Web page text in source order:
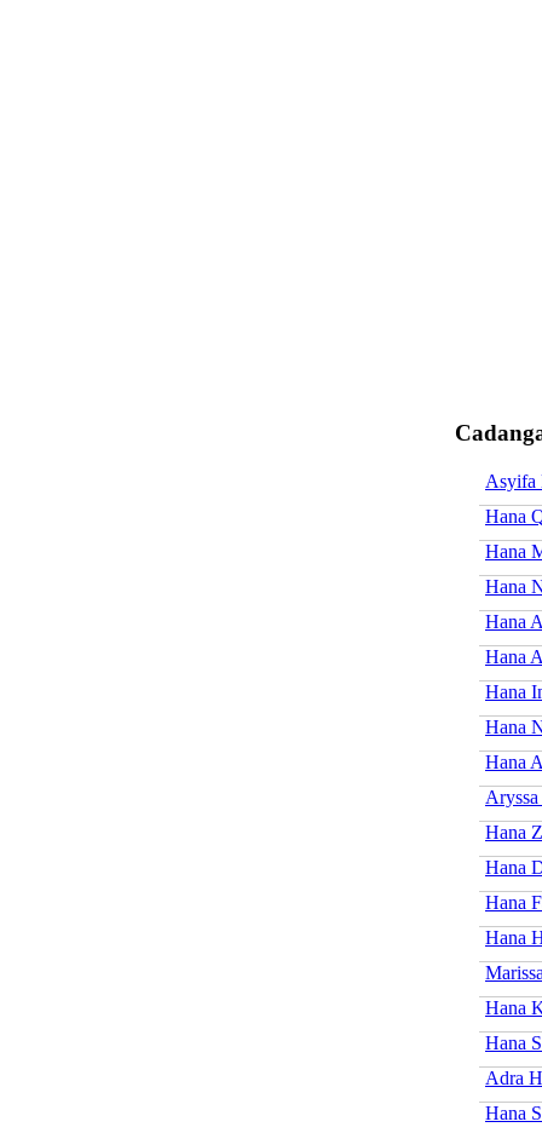
Asyifa
Hana
Hana
Hana
Hana
Hana
Hana
Hana
Hana
Hana
Hana
Hana
Hana
Hana
Hana
Adra
Hana